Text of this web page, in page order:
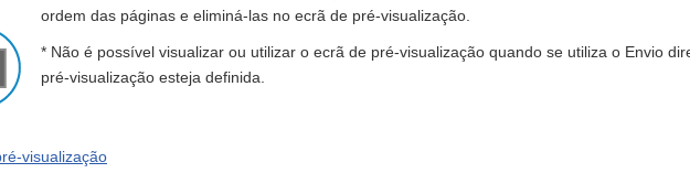
ordem das páginas e eliminá-las no ecrã de pré-visualização.
* Não é possível visualizar ou utilizar o ecrã de pré-visualização quando se utiliza o Envio
pré-visualização esteja definida.
visualização